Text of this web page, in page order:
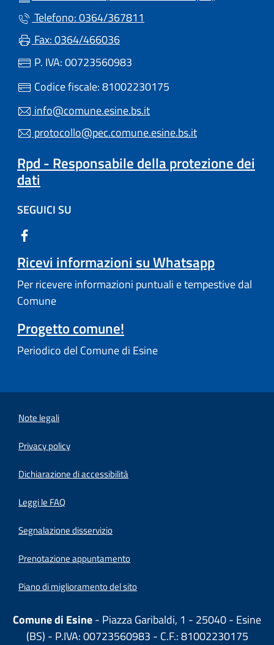
Telefono: 0364/367811
Fax: 0364/466036
P. IVA: 00723560983
Codice fiscale: 81002230175
info@comune.esine.bs.it
protocollo@pec.comune.esine.bs.it
Rpd - Responsabile della protezione dei
dati
SEGUICI SU
Ricevi informazioni su Whatsapp
Per ricevere informazioni puntuali e tempestive dal
Comune
Progetto comune!
Periodico del Comune di Esine
Note legali
Privacy policy
Dichiarazione di accessibilità
Leggi le FAQ
Segnalazione disservizio
Prenotazione appuntamento
Piano di miglioramento del sito
Comune di Esine- Piazza Garibaldi, 1 - 25040 - Esine
(BS) - P.IVA: 00723560983 - C.F.: 81002230175